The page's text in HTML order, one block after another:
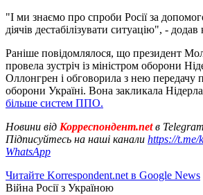
"І ми знаємо про спроби Росії за
діячів дестабілізувати ситуацію", -
Раніше повідомлялося, що президент
провела зустріч із міністром оборони
Оллонгрен і обговорила з нею передачу
оборони Україні. Вона закликала
більше систем ППО.
Новини від Корреспондент.netв
Підписуйтесь на наші канали https://t.me/
WhatsApp
Читайте Korrespondent.net в Google News
Війна Росії з Україною